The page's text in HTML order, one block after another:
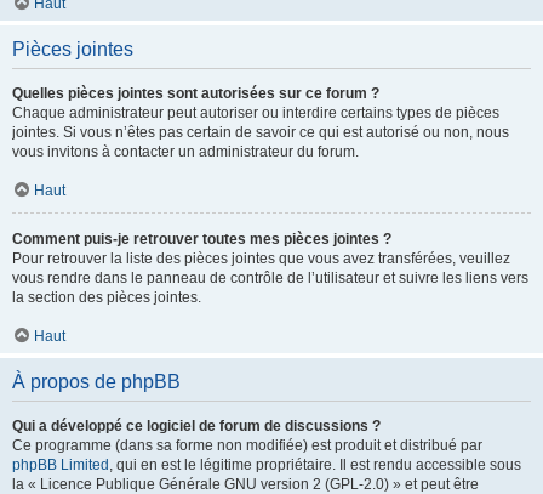
Haut
Pièces jointes
Quelles pièces jointes sont autorisées sur ce forum ?
Chaque administrateur peut autoriser ou interdire certains types de pièces
jointes. Si vous n’êtes pas certain de savoir ce qui est autorisé ou non, nous
vous invitons à contacter un administrateur du forum.
Haut
Comment puis-je retrouver toutes mes pièces jointes ?
Pour retrouver la liste des pièces jointes que vous avez transférées, veuillez
vous rendre dans le panneau de contrôle de l’utilisateur et suivre les liens vers
la section des pièces jointes.
Haut
À propos de phpBB
Qui a développé ce logiciel de forum de discussions ?
Ce programme (dans sa forme non modifiée) est produit et distribué par
phpBB Limited , qui en est le légitime propriétaire. Il est rendu accessible sous
la « Licence Publique Générale GNU version 2 (GPL-2.0) » et peut être